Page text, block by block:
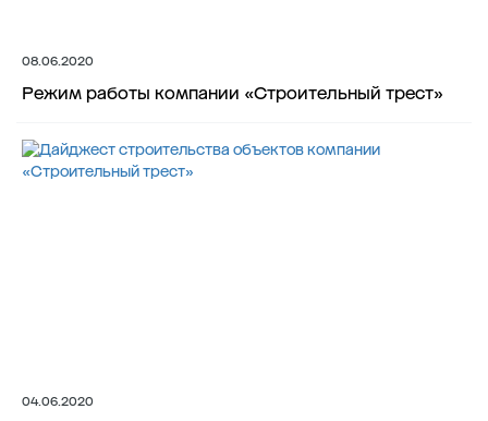
08.06.2020
Режим работы компании «Строительный трест»
04.06.2020